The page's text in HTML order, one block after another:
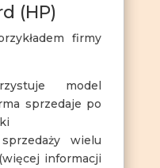
(HP)
firmy
model
sprzedaje po
wielu
informacji